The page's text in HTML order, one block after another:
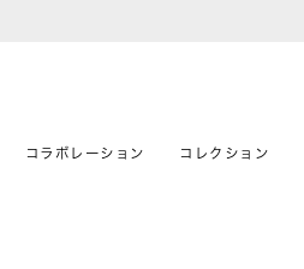
コラボレーション コレクション